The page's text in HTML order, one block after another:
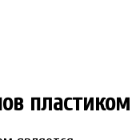
пластиком